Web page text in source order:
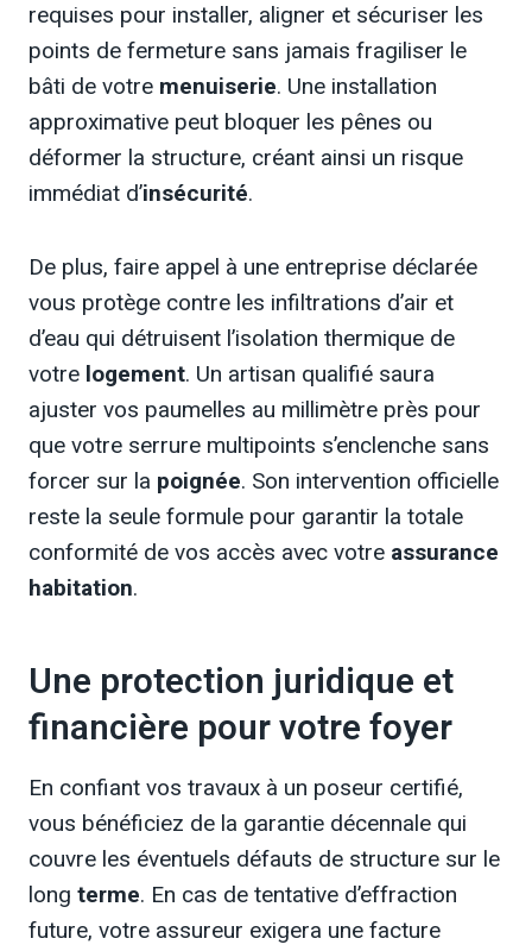
requises pour installer, aligner et sécuriser les
points de fermeture sans jamais fragiliser le
bâti de votre menuiserie. Une installation
approximative peut bloquer les pênes ou
déformer la structure, créant ainsi un risque
immédiat d’insécurité.
De plus, faire appel à une entreprise déclarée
vous protège contre les infiltrations d’air et
d’eau qui détruisent l’isolation thermique de
votre logement. Un artisan qualifié saura
ajuster vos paumelles au millimètre près pour
que votre serrure multipoints s’enclenche sans
forcer sur la poignée. Son intervention officielle
reste la seule formule pour garantir la totale
conformité de vos accès avec votre assurance
habitation.
Une protection juridique et
financière pour votre foyer
En confiant vos travaux à un poseur certifié,
vous bénéficiez de la garantie décennale qui
couvre les éventuels défauts de structure sur le
long terme. En cas de tentative d’effraction
future, votre assureur exigera une facture